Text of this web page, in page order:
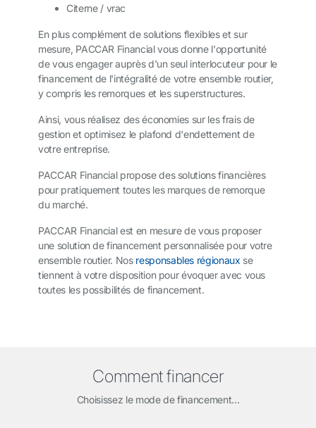
Citerne / vrac
En plus complément de solutions flexibles et sur
mesure, PACCAR Financial vous donne l'opportunité
de vous engager auprès d'un seul interlocuteur pour le
financement de l'intégralité de votre ensemble routier,
y compris les remorques et les superstructures.
Ainsi, vous réalisez des économies sur les frais de
gestion et optimisez le plafond d'endettement de
votre entreprise.
PACCAR Financial propose des solutions financières
pour pratiquement toutes les marques de remorque
du marché.
PACCAR Financial est en mesure de vous proposer
une solution de financement personnalisée pour votre
ensemble routier. Nos responsables régionaux se
tiennent à votre disposition pour évoquer avec vous
toutes les possibilités de financement.
Comment financer
Choisissez le mode de financement...